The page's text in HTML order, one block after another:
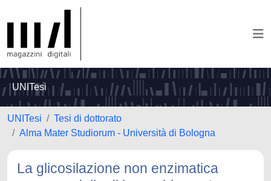
UNITesi
UNITesi
Tesi di dottorato
Alma Mater Studiorum - Università di Bologna
La glicosilazione non enzimatica